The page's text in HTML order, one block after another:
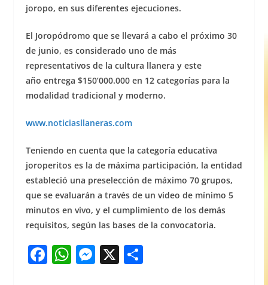
joropo, en sus diferentes ejecuciones.
El Joropódromo que se llevará a cabo el próximo 30
de junio, es considerado uno de más
representativos de la cultura llanera y este
año entrega $150’000.000 en 12 categorías para la
modalidad tradicional y moderno.
www.noticiasllaneras.com
Teniendo en cuenta que la categoría educativa
joroperitos es la de máxima participación, la entidad
estableció una preselección de máximo 70 grupos,
que se evaluarán a través de un video de mínimo 5
minutos en vivo, y el cumplimiento de los demás
requisitos, según las bases de la convocatoria.
F W M X S